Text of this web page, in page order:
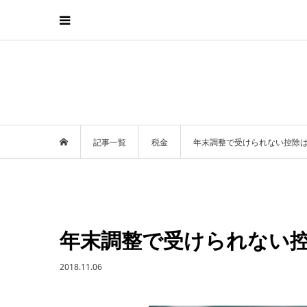
記事一覧 税金 年末調整で受けられない控除
年末調整で受けられない
2018.11.06